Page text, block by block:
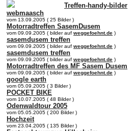
Treffen-handy-bilder
webmaasch
vom 13.09.2005 ( 25 Bilder )
Motorradtreffen SasemDusem
vom 09.09.2005 ( bilder auf weggefoehnt.de )
sasemdusem treffen
vom 09.09.2005 ( bilder auf weggefoehnt.de )
sasemdusem treffen
vom 09.09.2005 ( bilder auf weggefoehnt.de )
Motorradtreffen des MF Sasem Dusem
vom 09.09.2005 ( bilder auf weggefoehnt.de )
google earth
vom 05.09.2005 ( 3 Bilder )
POCKET BIKE
vom 10.07.2005 ( 48 Bilder )
Odenwaldtour 2005
vom 05.05.2005 ( 200 Bilder )
Hochzeit
vom 23.04.2005 ( 135 Bilder )